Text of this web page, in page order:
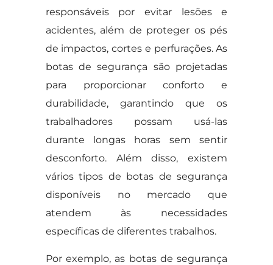
responsáveis por evitar lesões e
acidentes, além de proteger os pés
de impactos, cortes e perfurações. As
botas de segurança são projetadas
para proporcionar conforto e
durabilidade, garantindo que os
trabalhadores possam usá-las
durante longas horas sem sentir
desconforto. Além disso, existem
vários tipos de botas de segurança
disponíveis no mercado que
atendem às necessidades
específicas de diferentes trabalhos.
Por exemplo, as botas de segurança